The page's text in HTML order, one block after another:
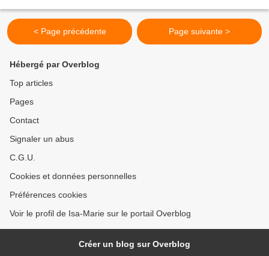
< Page précédente Page suivante >
Hébergé par Overblog
Top articles
Pages
Contact
Signaler un abus
C.G.U.
Cookies et données personnelles
Préférences cookies
Voir le profil de Isa-Marie sur le portail Overblog
Créer un blog sur Overblog